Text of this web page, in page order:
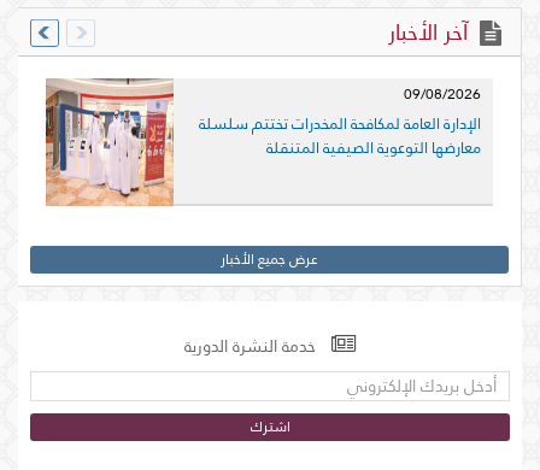
آخر الأخبار
09/08/2026
الإدارة العامة لمكافحة المخدرات تختتم سلسلة
معارضها التوعوية الصيفية المتنقلة
عرض جميع الأخبار
خدمة النشرة الدورية
اشترك